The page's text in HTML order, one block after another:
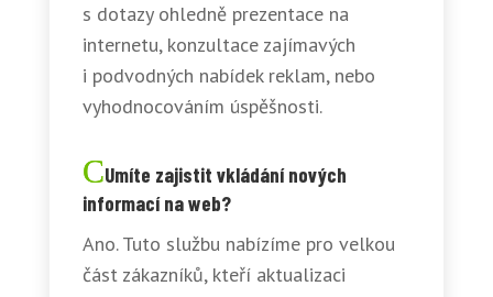
s dotazy ohledně prezentace na
internetu, konzultace zajímavých
i podvodných nabídek reklam, nebo
vyhodnocováním úspěšnosti.
Umíte zajistit vkládání nových
informací na web?
Ano. Tuto službu nabízíme pro velkou
část zákazníků, kteří aktualizaci